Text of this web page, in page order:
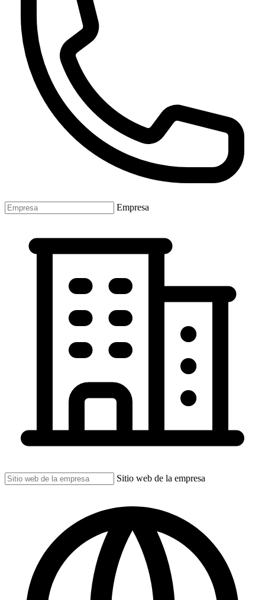
Empresa
Sitio web de la empresa